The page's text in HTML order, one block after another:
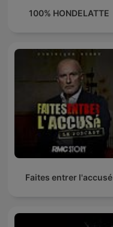
100% HONDELATTE
Faites entrer l'accusé